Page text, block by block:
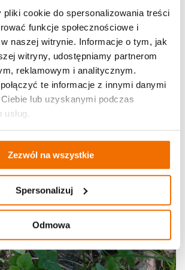
cookie do spersonalizowania treści
funkcje społecznościowe i
naszej witrynie. Informacje o tym, jak
witryny, udostępniamy partnerom
reklamowym i analitycznym.
te informacje z innymi danymi
lub uzyskanymi podczas
Zezwól na wszystkie
Spersonalizuj
Odmowa